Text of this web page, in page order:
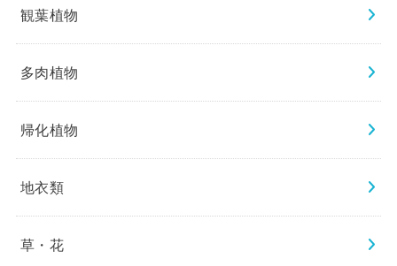
観葉植物
多肉植物
帰化植物
地衣類
草・花